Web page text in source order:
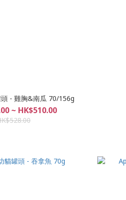
- 雞胸&南瓜 70/156g
~ HK$510.00